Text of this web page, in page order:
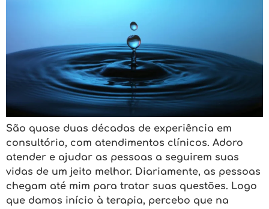
São quase duas décadas de experiência em
consultório, com atendimentos clínicos. Adoro
atender e ajudar as pessoas a seguirem suas
vidas de um jeito melhor. Diariamente, as pessoas
chegam até mim para tratar suas questões. Logo
que damos início à terapia, percebo que na